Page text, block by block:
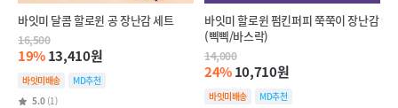
바잇미 달콤 할로윈 공 장난감 세트
16,500
19%13,410원
바잇미배송
MD추천
5.0 (1)
바잇미 할로윈 펌킨퍼피 쭉쭉이 장난감
(삑삑/바스락)
14,000
24%10,710원
바잇미배송 MD추천